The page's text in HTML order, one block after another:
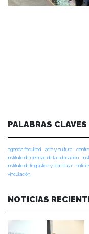
PALABRAS CLAVES
agenda facultad arte y cultura
instituto de ciencias de la educación
instituto de lingüística y literatura
vinculación
NOTICIAS